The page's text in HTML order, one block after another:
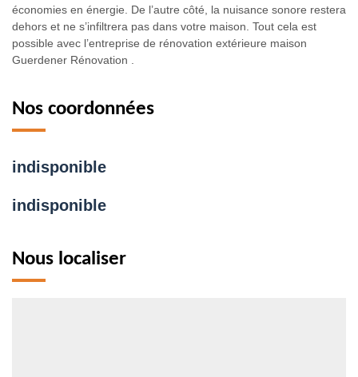
économies en énergie. De l’autre côté, la nuisance sonore restera
dehors et ne s’infiltrera pas dans votre maison. Tout cela est
possible avec l’entreprise de rénovation extérieure maison
Guerdener Rénovation .
Nos coordonnées
indisponible
indisponible
Nous localiser